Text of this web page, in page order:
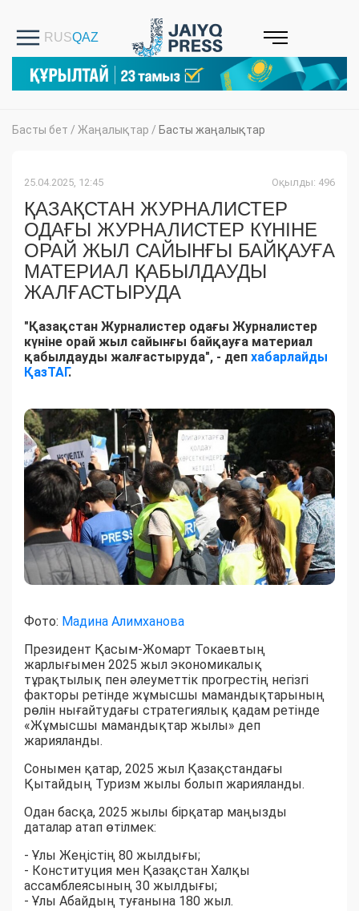
Басты бет / Жаңалықтар / Басты жаңалықтар
25.04.2025, 12:45 Оқылды: 496
ҚАЗАҚСТАН ЖУРНАЛИСТЕР
ОДАҒЫ ЖУРНАЛИСТЕР КҮНІНЕ
ОРАЙ ЖЫЛ САЙЫНҒЫ БАЙҚАУҒА
МАТЕРИАЛ ҚАБЫЛДАУДЫ
ЖАЛҒАСТЫРУДА
"Қазақстан Журналистер одағы Журналистер
күніне орай жыл сайынғы байқауға материал
қабылдауды жалғастыруда", - деп хабарлайды
ҚазТАГ.
Фото: Мадина Алимханова
Президент Қасым-Жомарт Токаевтың
жарлығымен 2025 жыл экономикалық
тұрақтылық пен әлеуметтік прогрестің негізгі
факторы ретінде жұмысшы мамандықтарының
рөлін нығайтудағы стратегиялық қадам ретінде
«Жұмысшы мамандықтар жылы» деп
жарияланды.
Сонымен қатар, 2025 жыл Қазақстандағы
Қытайдың Туризм жылы болып жарияланды.
Одан басқа, 2025 жылы бірқатар маңызды
даталар атап өтілмек:
- Ұлы Жеңістің 80 жылдығы;
- Конституция мен Қазақстан Халқы
ассамблеясының 30 жылдығы;
- Ұлы Абайдың туғанына 180 жыл.